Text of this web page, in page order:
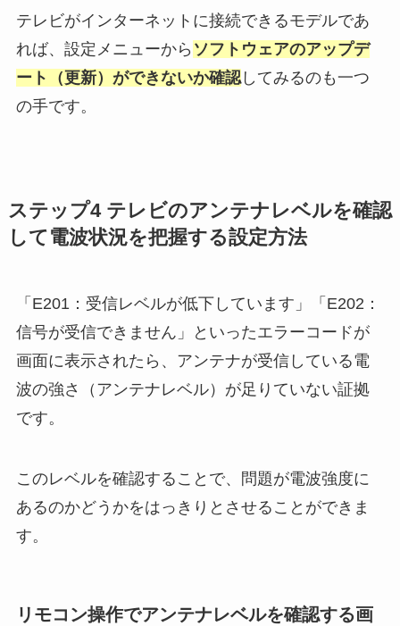
テレビがインターネットに接続できるモデルであ
れば、設定メニューから ソフトウェアのアップデ
ート（更新）ができないか確認してみるのも一つ
の手です。
ステップ4 テレビのアンテナレベルを確認
して電波状況を把握する設定方法
「E201：受信レベルが低下しています」「E202：
信号が受信できません」といったエラーコードが
画面に表示されたら、アンテナが受信している電
波の強さ（アンテナレベル）が足りていない証拠
です。
このレベルを確認することで、問題が電波強度に
あるのかどうかをはっきりとさせることができま
す。
リモコン操作でアンテナレベルを確認する画